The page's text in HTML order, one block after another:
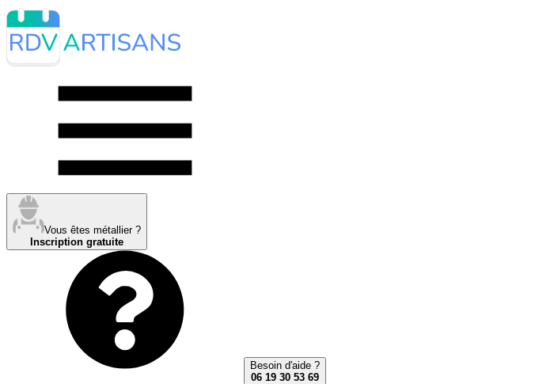
Vous êtes métallier ?
Inscription gratuite
Besoin d'aide ?
06 19 30 53 69